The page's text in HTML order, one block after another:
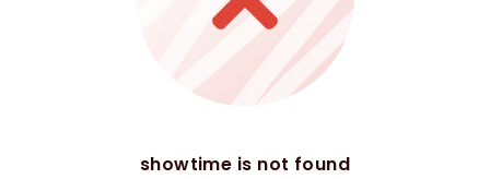
showtime is not found